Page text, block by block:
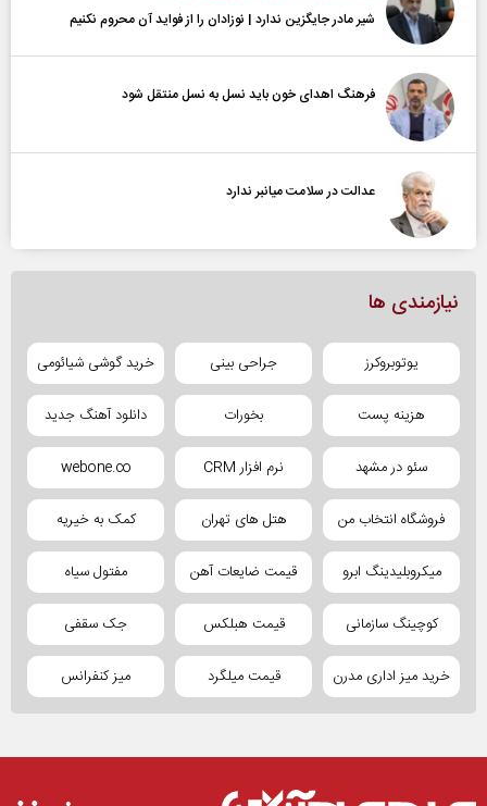
شیر مادر جایگزین ندارد | نوزادان را از فواید آن محروم نکنیم
فرهنگ اهدای خون باید نسل به نسل منتقل شود
عدالت در سلامت میانبر ندارد
نیازمندی ها
یوتوبروکرز جراحی بینی خرید گوشی شیائومی
هزینه پست بخورات دانلود آهنگ جدید
سئو در مشهد نرم افزار CRM webone.co
فروشگاه انتخاب من هتل های تهران کمک به خیریه
میکروبلیدینگ ابرو قیمت ضایعات آهن مفتول سیاه
کوچینگ سازمانی قیمت هبلکس جک سقفی
خرید میز اداری مدرن قیمت میلگرد میز کنفرانس